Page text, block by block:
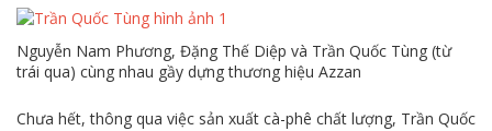
Nguyễn Nam Phương, Đặng Thế Diệp và Trần Quốc Tùng (từ
trái qua) cùng nhau gầy dựng thương hiệu Azzan
Chưa hết, thông qua việc sản xuất cà-phê chất lượng, Trần Quốc